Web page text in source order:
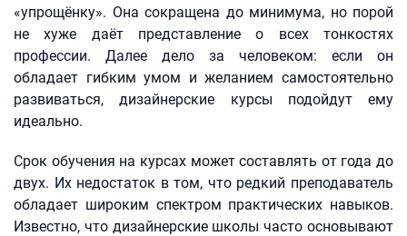
«упрощёнку». Она сокращена до минимума, но порой
не хуже даёт представление о всех тонкостях
профессии. Далее дело за человеком: если он
обладает гибким умом и желанием самостоятельно
развиваться, дизайнерские курсы подойдут ему
идеально.
Срок обучения на курсах может составлять от года до
двух. Их недостаток в том, что редкий преподаватель
обладает широким спектром практических навыков.
Известно, что дизайнерские школы часто основывают